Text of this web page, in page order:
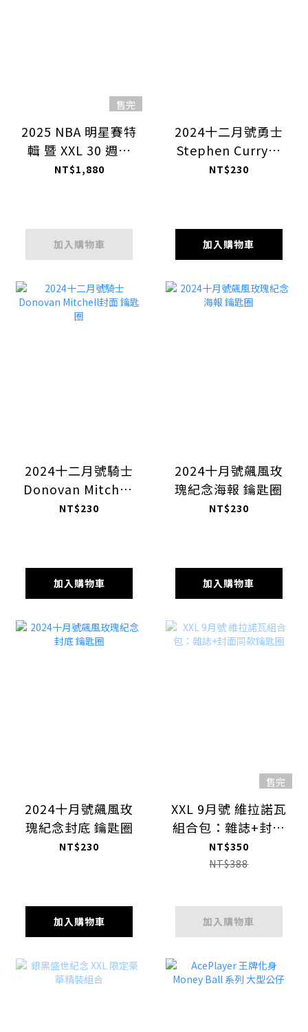
售完
2025 NBA 明星賽特
輯 暨 XXL 30 週年
限定精裝組合
NT$1,880
加入購物車
2024十二月號勇士
Stephen Curry封
底 鑰匙圈
NT$230
加入購物車
2024十二月號騎士
Donovan Mitchell
封面 鑰匙圈
NT$230
加入購物車
2024十月號飆風玫
瑰紀念海報 鑰匙圈
NT$230
加入購物車
2024十月號飆風玫
瑰紀念封底 鑰匙圈
NT$230
加入購物車
售完
XXL 9月號 維拉諾瓦
組合包：雜誌+封面
同款鑰匙圈
NT$350
NT$388
加入購物車